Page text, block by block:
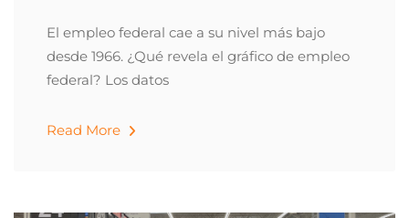
El empleo federal cae a su nivel más bajo
desde 1966. ¿Qué revela el gráfico de empleo
federal? Los datos
Read More